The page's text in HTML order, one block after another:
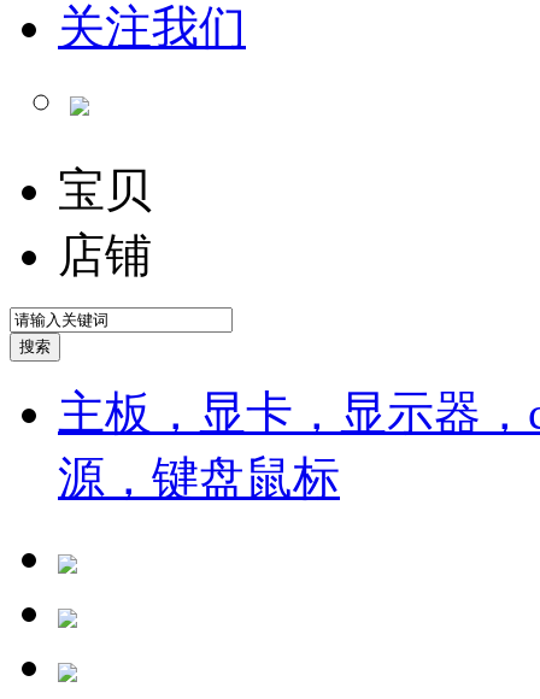
关注我们
宝贝
店铺
主板，显卡，显示器
源，键盘鼠标